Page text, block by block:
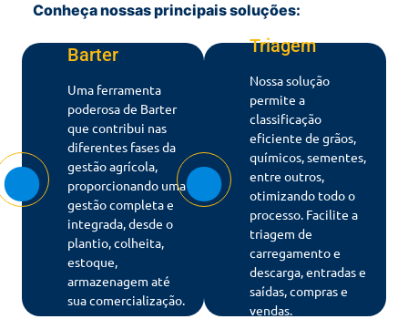
Conheça nossas principais soluções:
Barter
Uma ferramenta
poderosa de Barter
que contribui nas
diferentes fases da
gestão agrícola,
proporcionando uma
gestão completa e
integrada, desde o
plantio, colheita,
estoque,
armazenagem até
sua comercialização.
Triagem
Nossa solução
permite a
classificação
eficiente de grãos,
químicos, sementes,
entre outros,
otimizando todo o
processo. Facilite a
triagem de
carregamento e
descarga, entradas e
saídas, compras e
vendas.